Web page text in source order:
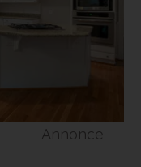
Annonce